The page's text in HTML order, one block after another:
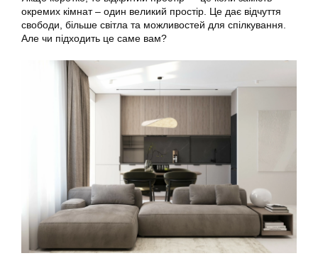
окремих кімнат – один великий простір. Це дає відчуття
свободи, більше світла та можливостей для спілкування.
Але чи підходить це саме вам?